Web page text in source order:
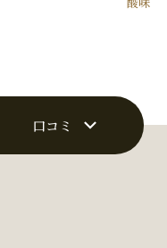
口コミ